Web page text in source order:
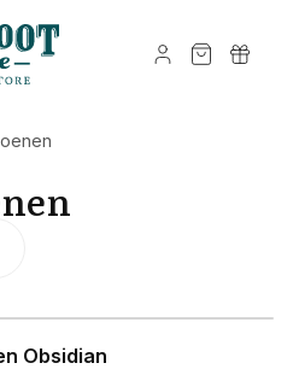
Obsidian